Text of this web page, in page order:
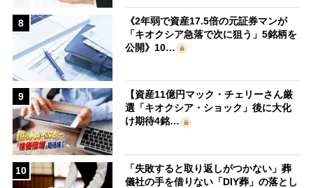
8
《2年弱で資産17.5倍の元証券マンが
「キオクシア急落で次に狙う」5銘柄を
公開》10…
9
【資産11億円マック・チェリーさん厳
選「キオクシア・ショック」後に大化
け期待4銘…
10
「失敗すると取り返しがつかない」葬
儀社の手を借りない「DIY葬」の落とし